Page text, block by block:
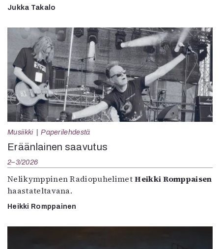
Jukka Takalo
Musiikki Paperilehdestä
Eräänlainen saavutus
2–3/2026
Nelikymppinen RadiopuhelimetHeikki Romppaisen
haastateltavana.
Heikki Romppainen